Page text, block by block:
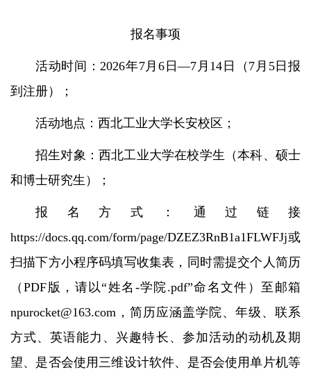
报名事项
活动时间：2026年7月6日—7月14日（7月5日报
到注册）；
活动地点：西北工业大学长安校区；
招生对象：西北工业大学在校学生（本科、硕士
和博士研究生）；
报名方式：通过链接
https://docs.qq.com/form/page/DZEZ3RnB1a1FLWFJj或
扫描下方小程序码填写收集表，同时需提交个人简历
（PDF版，请以“姓名-学院.pdf”命名文件）至邮箱
npurocket@163.com，简历应涵盖学院、年级、联系
方式、英语能力、兴趣特长、参加活动的动机及期
望、是否会使用三维设计软件、是否会使用单片机等